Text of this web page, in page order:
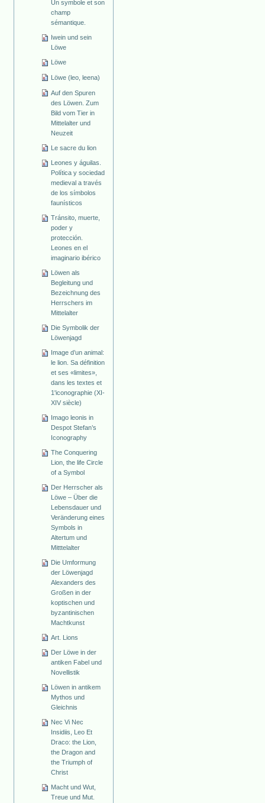
Un symbole et son
champ
sémantique.
Iwein und sein
Löwe
Löwe
Löwe (leo, leena)
Auf den Spuren
des Löwen. Zum
Bild vom Tier in
Mittelalter und
Neuzeit
Le sacre du lion
Leones y águilas.
Política y sociedad
medieval a través
de los símbolos
faunísticos
Tránsito, muerte,
poder y
protección.
Leones en el
imaginario ibérico
Löwen als
Begleitung und
Bezeichnung des
Herrschers im
Mittelalter
Die Symbolik der
Löwenjagd
Image d’un animal:
le lion. Sa définition
et ses «limites»,
dans les textes et
1'iconographie (XI-
XIV siècle)
Imago leonis in
Despot Stefan’s
Iconography
The Conquering
Lion, the life Circle
of a Symbol
Der Herrscher als
Löwe – Über die
Lebensdauer und
Veränderung eines
Symbols in
Altertum und
Mitttelalter
Die Umformung
der Löwenjagd
Alexanders des
Großen in der
koptischen und
byzantinischen
Machtkunst
Art. Lions
Der Löwe in der
antiken Fabel und
Novellistik
Löwen in antikem
Mythos und
Gleichnis
Nec Vi Nec
Insidiis, Leo Et
Draco: the Lion,
the Dragon and
the Triumph of
Christ
Macht und Wut,
Treue und Mut.